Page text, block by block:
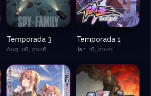
Temporada 3
Aug. 08, 2026
Temporada 1
Jan. 18, 2020